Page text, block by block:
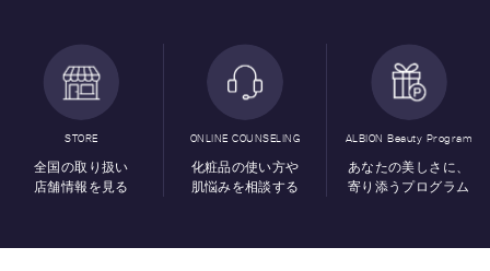
STORE
全国の取り扱い
店舗情報を見る
ONLINE COUNSELING
化粧品の使い方や
肌悩みを相談する
ALBION Beauty Program
あなたの美しさに、
寄り添うプログラム